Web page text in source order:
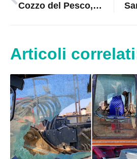
Cozzo del Pesco, ambientalisti all’attacco: «Il sindaco spieghi perché si abbattono gli alberi»
Articoli